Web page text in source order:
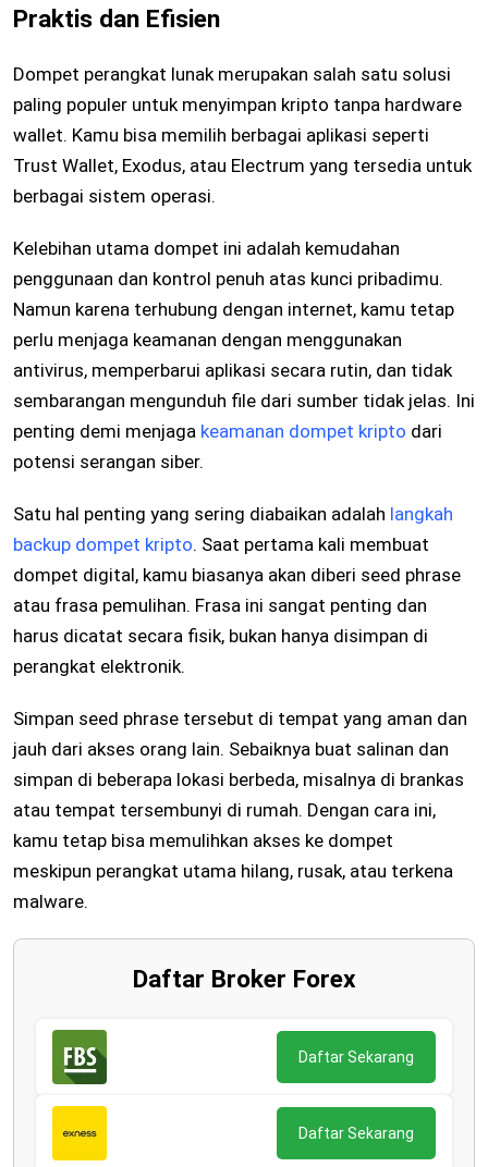
Praktis dan Efisien
Dompet perangkat lunak merupakan salah satu solusi
paling populer untuk menyimpan kripto tanpa hardware
wallet. Kamu bisa memilih berbagai aplikasi seperti
Trust Wallet, Exodus, atau Electrum yang tersedia untuk
berbagai sistem operasi.
Kelebihan utama dompet ini adalah kemudahan
penggunaan dan kontrol penuh atas kunci pribadimu.
Namun karena terhubung dengan internet, kamu tetap
perlu menjaga keamanan dengan menggunakan
antivirus, memperbarui aplikasi secara rutin, dan tidak
sembarangan mengunduh file dari sumber tidak jelas. Ini
penting demi menjaga keamanan dompet kripto dari
potensi serangan siber.
Satu hal penting yang sering diabaikan adalah langkah
backup dompet kripto. Saat pertama kali membuat
dompet digital, kamu biasanya akan diberi seed phrase
atau frasa pemulihan. Frasa ini sangat penting dan
harus dicatat secara fisik, bukan hanya disimpan di
perangkat elektronik.
Simpan seed phrase tersebut di tempat yang aman dan
jauh dari akses orang lain. Sebaiknya buat salinan dan
simpan di beberapa lokasi berbeda, misalnya di brankas
atau tempat tersembunyi di rumah. Dengan cara ini,
kamu tetap bisa memulihkan akses ke dompet
meskipun perangkat utama hilang, rusak, atau terkena
malware.
Daftar Broker Forex
Daftar Sekarang
Daftar Sekarang